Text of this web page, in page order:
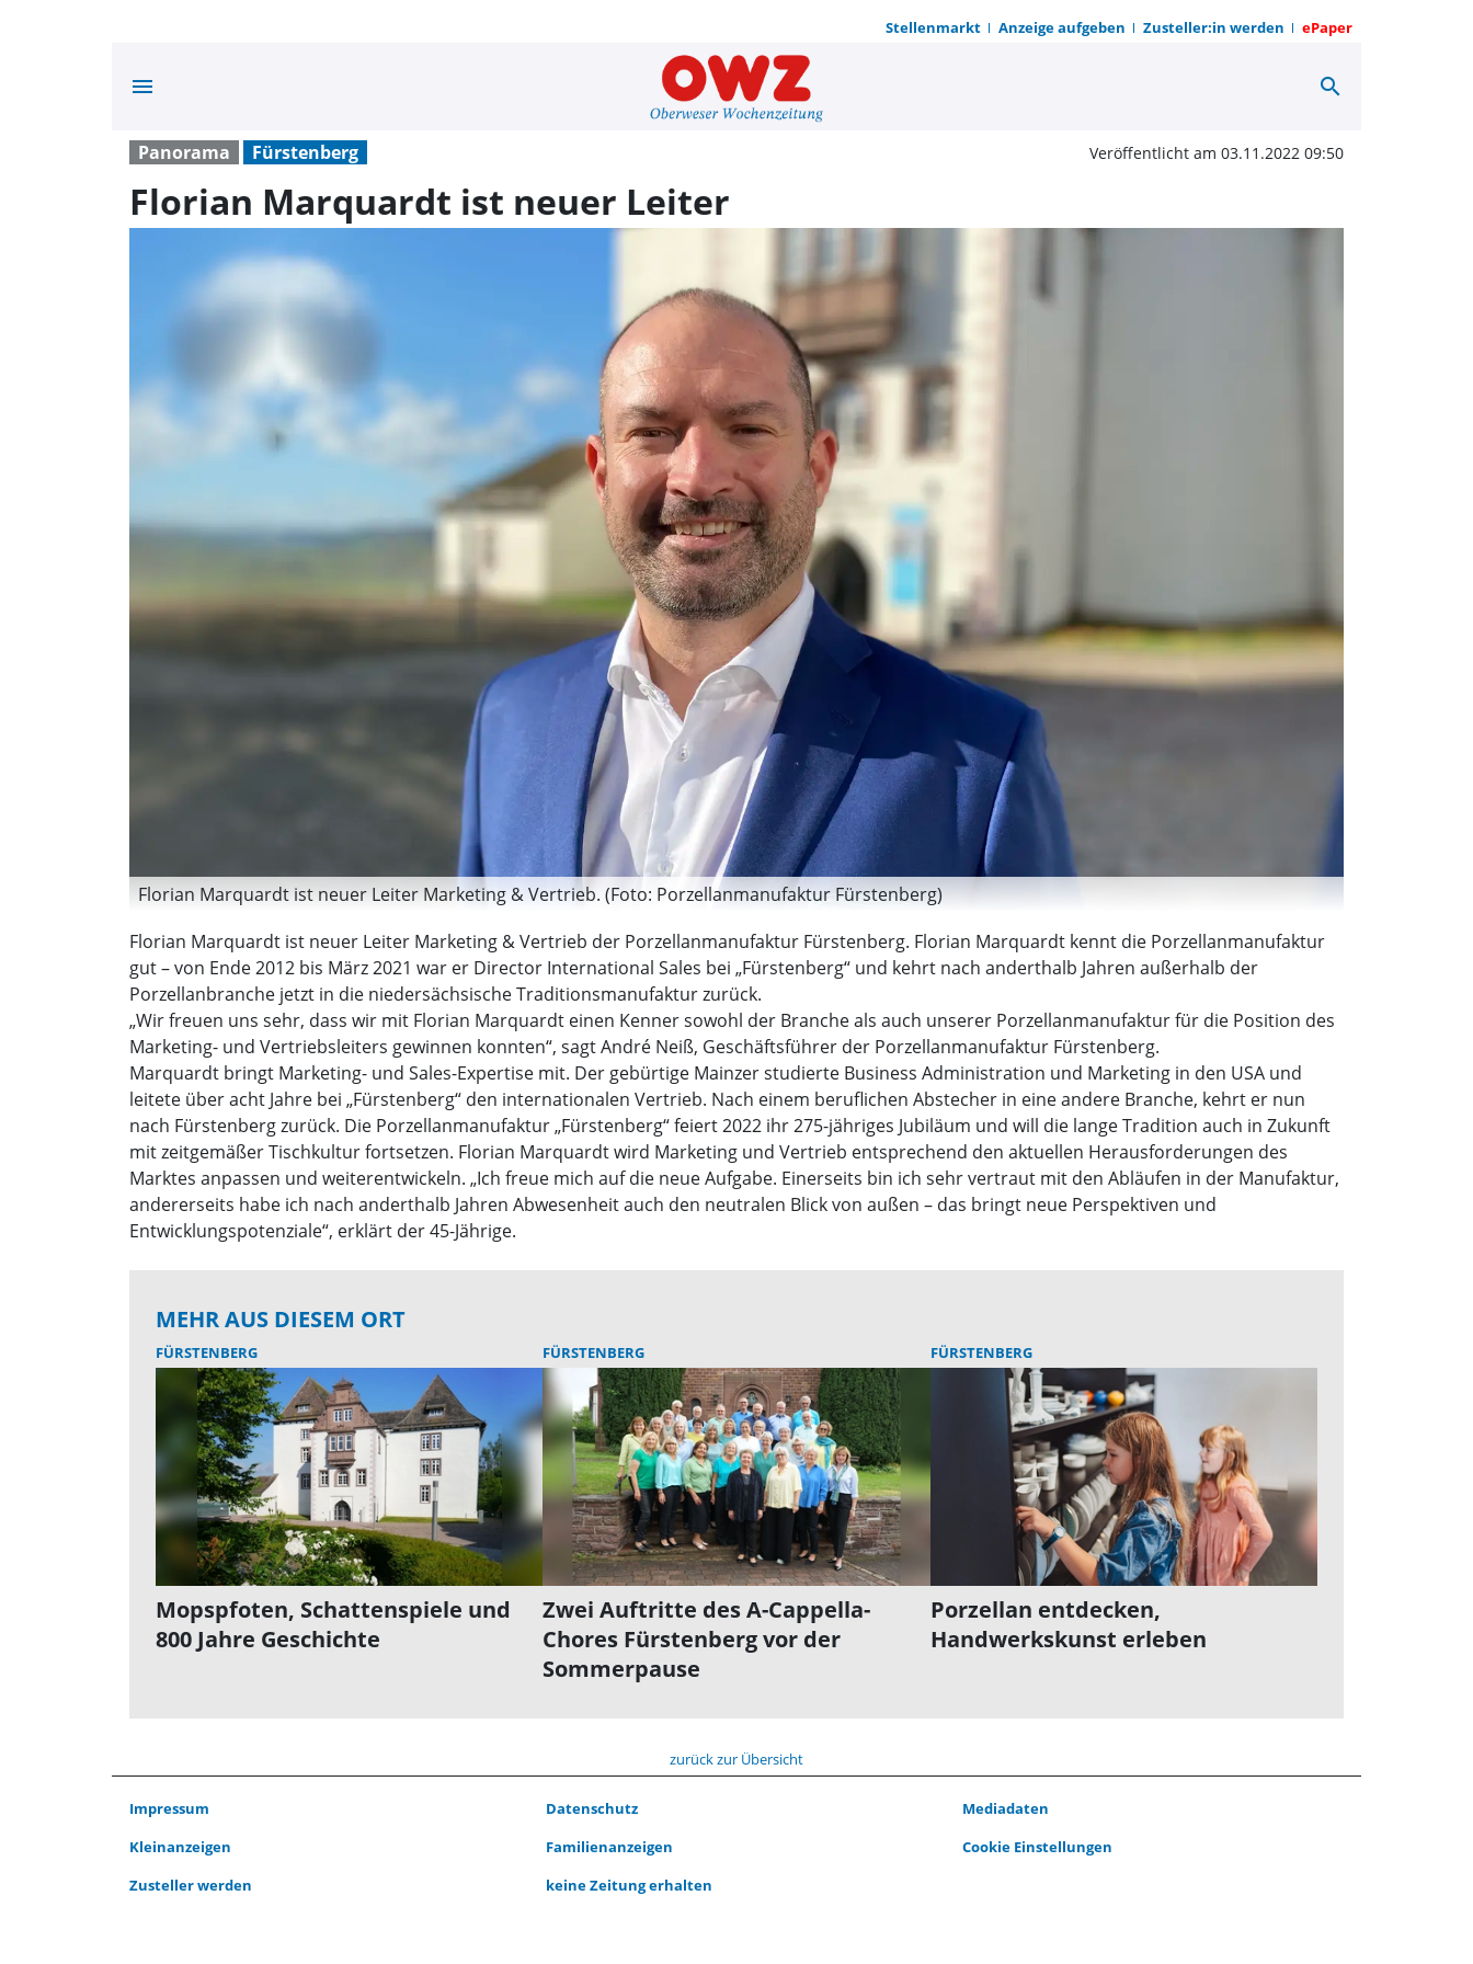
Stellenmarkt Anzeige aufgeben Zusteller:in werden ePaper
menu Florian Marquardt ist neuer Leiter |
search
Panorama Fürstenberg Veröffentlicht am 03.11.2022 09:50
Florian Marquardt ist neuer Leiter
Florian Marquardt ist neuer Leiter Marketing & Vertrieb. (Foto: Porzellanmanufaktur Fürstenberg)
Florian Marquardt ist neuer Leiter Marketing & Vertrieb der Porzellanmanufaktur Fürstenberg. Florian Marquardt kennt die Porzellanmanufaktur
gut – von Ende 2012 bis März 2021 war er Director International Sales bei „Fürstenberg“ und kehrt nach anderthalb Jahren außerhalb der
Porzellanbranche jetzt in die niedersächsische Traditionsmanufaktur zurück.
„Wir freuen uns sehr, dass wir mit Florian Marquardt einen Kenner sowohl der Branche als auch unserer Porzellanmanufaktur für die Position des
Marketing- und Vertriebsleiters gewinnen konnten“, sagt André Neiß, Geschäftsführer der Porzellanmanufaktur Fürstenberg.
Marquardt bringt Marketing- und Sales-Expertise mit. Der gebürtige Mainzer studierte Business Administration und Marketing in den USA und
leitete über acht Jahre bei „Fürstenberg“ den internationalen Vertrieb. Nach einem beruflichen Abstecher in eine andere Branche, kehrt er nun
nach Fürstenberg zurück. Die Porzellanmanufaktur „Fürstenberg“ feiert 2022 ihr 275-jähriges Jubiläum und will die lange Tradition auch in Zukunft
mit zeitgemäßer Tischkultur fortsetzen. Florian Marquardt wird Marketing und Vertrieb entsprechend den aktuellen Herausforderungen des
Marktes anpassen und weiterentwickeln. „Ich freue mich auf die neue Aufgabe. Einerseits bin ich sehr vertraut mit den Abläufen in der Manufaktur,
andererseits habe ich nach anderthalb Jahren Abwesenheit auch den neutralen Blick von außen – das bringt neue Perspektiven und
Entwicklungspotenziale“, erklärt der 45-Jährige.
MEHR AUS DIESEM ORT
FÜRSTENBERG
Mopspfoten, Schattenspiele und
800 Jahre Geschichte
FÜRSTENBERG
Zwei Auftritte des A-Cappella-
Chores Fürstenberg vor der
Sommerpause
FÜRSTENBERG
Porzellan entdecken,
Handwerkskunst erleben
zurück zur Übersicht
Impressum Datenschutz
Mediadaten
Kleinanzeigen
Familienanzeigen
Cookie Einstellungen
Zusteller werden
keine Zeitung erhalten